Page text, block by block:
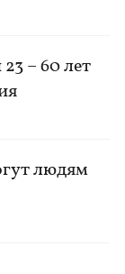
– 60 лет
людям